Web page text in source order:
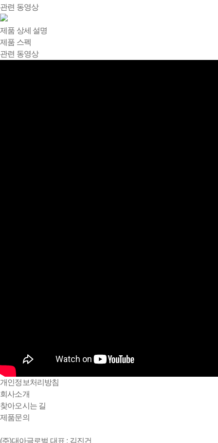
관련 동영상
제품 상세 설명
제품 스펙
관련 동영상
개인정보처리방침
회사소개
찾아오시는 길
제품문의
(주)대아글로벌 대표 : 김진건